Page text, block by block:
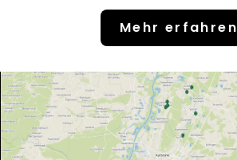
Mehr erfahren